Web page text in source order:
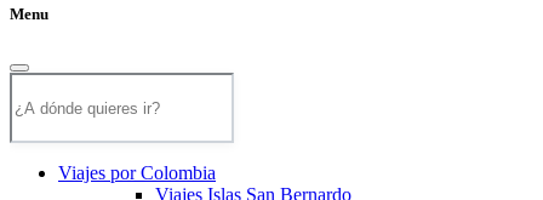
Menu
Viajes por Colombia
Viajes Islas San Bernardo